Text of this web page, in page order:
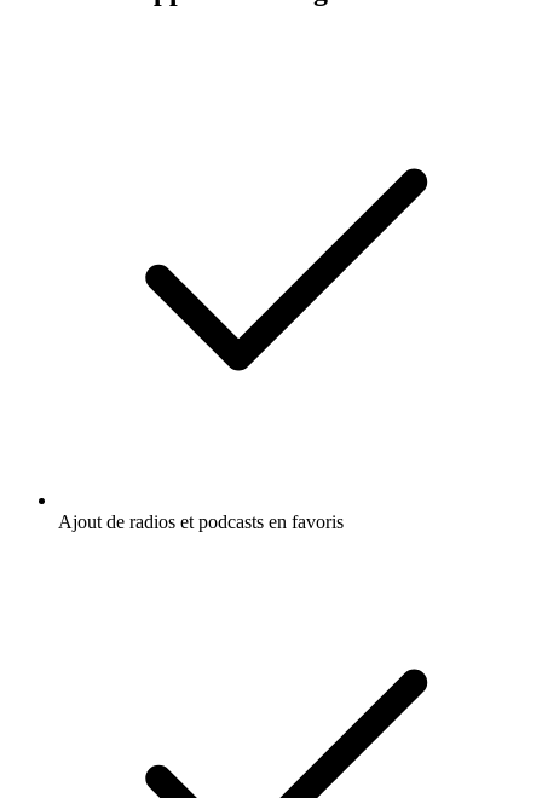
Ajout de radios et podcasts en favoris